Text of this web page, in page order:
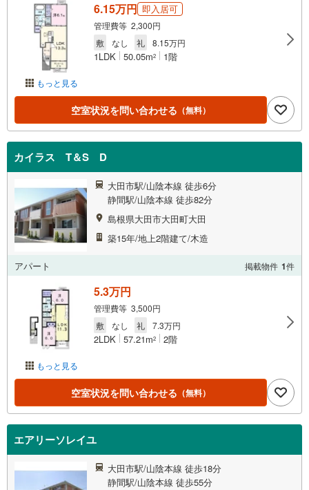
もっと見る
6.15万円 即入居可
管理費等 2,300円
敷
なし 礼 8.15万円
1LDK 50.05m2 1階
空室状況を問い合わせる （無料）
カイラス T＆S D
大田市駅/山陰本線 徒歩6分
静間駅/山陰本線 徒歩82分
島根県大田市大田町大田
築15年/地上2階建て/木造
アパート 掲載物件 1件
もっと見る
5.3万円
管理費等 3,500円
敷
なし 礼 7.3万円
2LDK 57.21m2 2階
空室状況を問い合わせる （無料）
エアリーソレイユ
大田市駅/山陰本線 徒歩18分
静間駅/山陰本線 徒歩55分